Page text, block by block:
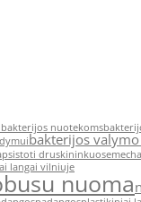
bakterijos nuotekoms
bakterijos
druskininkuose
langai vilniuje
nuoma